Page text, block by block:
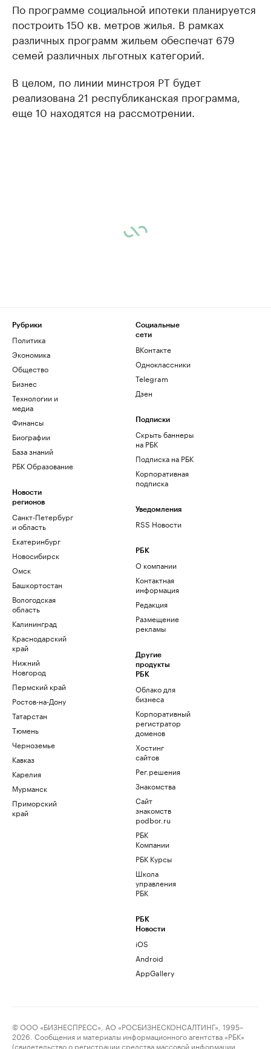
По программе социальной ипотеки планируется
построить 150 кв. метров жилья. В рамках
различных программ жильем обеспечат 679
семей различных льготных категорий.
В целом, по линии минстроя РТ будет
реализована 21 республиканская программа,
еще 10 находятся на рассмотрении.
Рубрики
Политика
Экономика
Общество
Бизнес
Технологии и
медиа
Финансы
Биографии
База знаний
РБК Образование
Новости
регионов
Санкт-Петербург
и область
Екатеринбург
Новосибирск
Омск
Башкортостан
Вологодская
область
Калининград
Краснодарский
край
Нижний
Новгород
Пермский край
Ростов-на-Дону
Татарстан
Тюмень
Черноземье
Кавказ
Карелия
Мурманск
Приморский
край
Социальные
сети
ВКонтакте
Одноклассники
Telegram
Дзен
Подписки
Скрыть баннеры
на РБК
Подписка на РБК
Корпоративная
подписка
Уведомления
RSS Новости
РБК
О компании
Контактная
информация
Редакция
Размещение
рекламы
Другие
продукты
РБК
Облако для
бизнеса
Корпоративный
регистратор
доменов
Хостинг
сайтов
Рег.решения
Знакомства
Сайт
знакомств
podbor.ru
РБК
Компании
РБК Курсы
Школа
управления
РБК
РБК
Новости
iOS
Android
AppGallery
© ООО «БИЗНЕСПРЕСС», АО «РОСБИЗНЕСКОНСАЛТИНГ», 1995–
2026. Сообщения и материалы информационного агентства «РБК»
(свидетельство о регистрации средства массовой информации